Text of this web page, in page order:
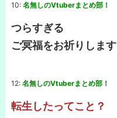
10: 名無しのVtuberまとめ部！
つらすぎる
ご冥福をお祈りします
12: 名無しのVtuberまとめ部！
転生したってこと？